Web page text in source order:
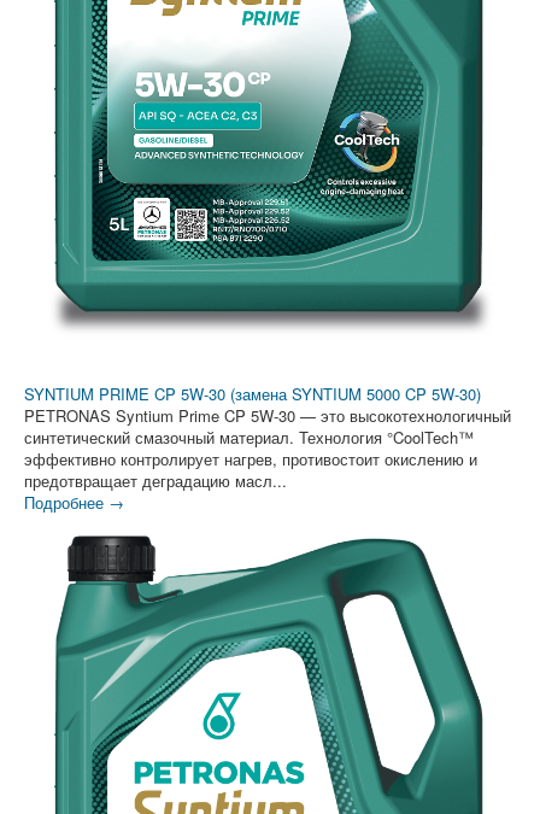
SYNTIUM PRIME CP 5W-30 (замена SYNTIUM 5000 CP 5W-30)
PETRONAS Syntium Prime CP 5W-30 — это высокотехнологичный
синтетический смазочный материал. Технология °CoolTech™
эффективно контролирует нагрев, противостоит окислению и
предотвращает деградацию масл...
Подробнее →